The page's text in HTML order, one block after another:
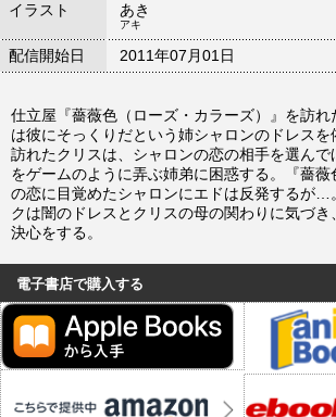
イラスト あき
アキ
配信開始日 2011年07月01日
仕立屋『薔薇色（ローズ・カラーズ）』を訪れ
は彼にそっくりだという姉シャロンのドレスを
訪れたクリスは、シャロンの恋の相手を選ん
をゲームのように弄ぶ姉弟に困惑する。『薔薇
の恋に目覚めたシャロンにエドは反発するが…
クは闇のドレスとクリスの母の関わりに気づき
決心をする。
電子書店で購入する